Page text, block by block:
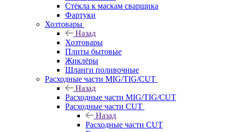
Стёкла к маскам сварщика
Фартуки
Хозтовары
Назад
Хозтовары
Плиты бытовые
Жиклёры
Шланги поливочные
Расходные части MIG/TIG/CUT
Назад
Расходные части MIG/TIG/CUT
Расходные части CUT
Назад
Расходные части CUT